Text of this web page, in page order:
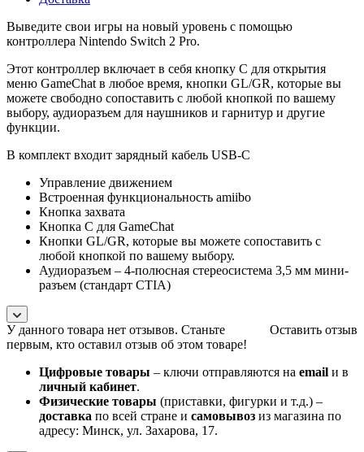
Выведите свои игры на новый уровень с помощью
контроллера Nintendo Switch 2 Pro.
Этот контроллер включает в себя кнопку C для открытия
меню GameChat в любое время, кнопки GL/GR, которые вы
можете свободно сопоставить с любой кнопкой по вашему
выбору, аудиоразъем для наушников и гарнитур и другие
функции.
В комплект входит зарядный кабель USB-C
Управление движением
Встроенная функциональность amiibo
Кнопка захвата
Кнопка C для GameChat
Кнопки GL/GR, которые вы можете сопоставить с
любой кнопкой по вашему выбору.
Аудиоразъем – 4-полюсная стереосистема 3,5 мм мини-
разъем (стандарт CTIA)
Оставить отзыв
У данного товара нет отзывов. Станьте
первым, кто оставил отзыв об этом товаре!
Цифровые товары – ключи отправляются на email и в
личный кабинет.
Физические товары (приставки, фигурки и т.д.) –
доставка по всей стране и самовывоз из магазина по
адресу: Минск, ул. Захарова, 17.